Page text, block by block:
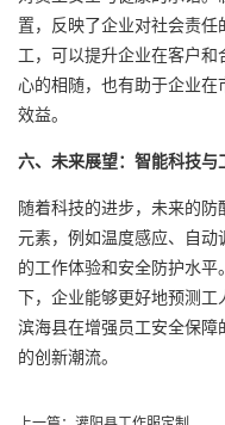
置，反映了企业对社会责
工，可以提升企业在客户
心的相随，也有助于企业
效益。
六、未来展望：智能科技与
随着科技的进步，未来的
元素，例如温度感应、自
的工作体验和安全防护水
下，企业能够更好地预测工
滨海县在增强员工安全保
的创新潮流。